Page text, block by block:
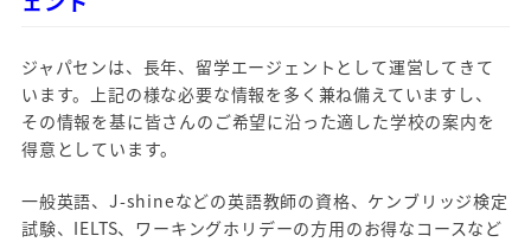
ジャパセンは、長年、留学エージェントとして運営してきて
います。上記の様な必要な情報を多く兼ね備えていますし、
その情報を基に皆さんのご希望に沿った適した学校の案内を
得意としています。
一般英語、J-shineなどの英語教師の資格、ケンブリッジ検定
試験、IELTS、ワーキングホリデーの方用のお得なコースなど